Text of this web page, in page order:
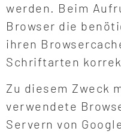
werden. Beim
Browser die
ihren
Schriftarten
Zu diesem Zweck
verwendete
Servern von